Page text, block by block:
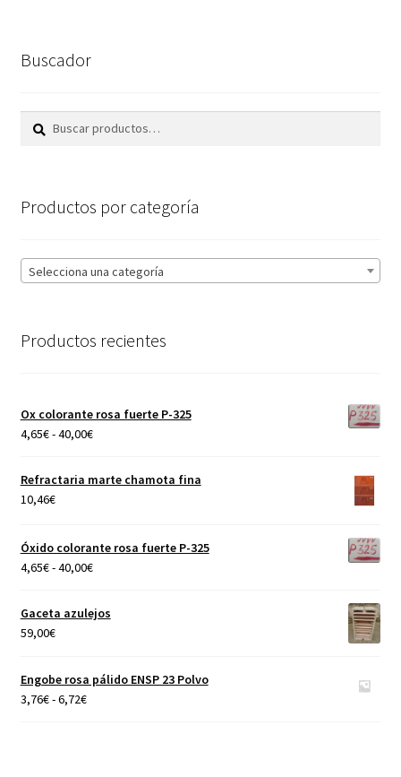
Buscador
Buscar
Buscar
Productos por categoría
Selecciona una categoría
Productos recientes
Ox colorante rosa fuerte P-325
4,65€-40,00€Rango
precios:
40,00€
Refractaria marte chamota fina
10,46€
Óxido colorante rosa fuerte P-325
4,65€-40,00€Rango
precios:
desde
40,00€
Gaceta azulejos
59,00€
Engobe rosa pálido ENSP 23 Polvo
3,76€-6,72€Rango